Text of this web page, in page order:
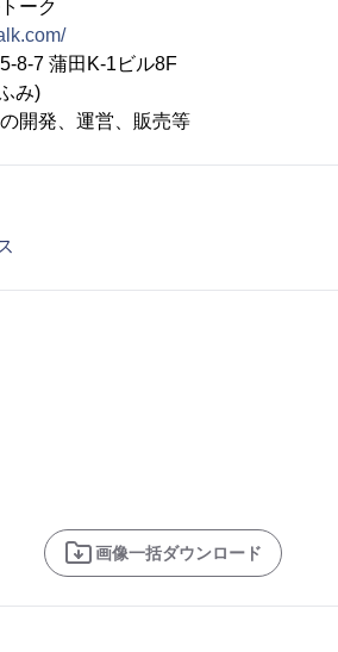
ーク
7 蒲田K-1ビル8F
み)
発、運営、販売等
画像一括ダウンロード